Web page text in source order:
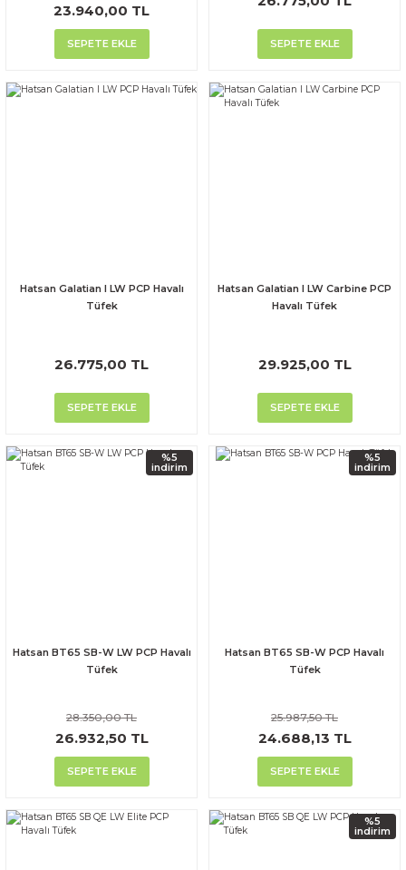
23.940,00 TL
SEPETE EKLE SEPETE EKLE
Hatsan Galatian I LW PCP Havalı
Tüfek
26.775,00 TL
SEPETE EKLE
Hatsan Galatian I LW Carbine PCP
Havalı Tüfek
29.925,00 TL
SEPETE EKLE
%5
indirim
Hatsan BT65 SB-W LW PCP Havalı
Tüfek
28.350,00 TL
26.932,50 TL
SEPETE EKLE
%5
indirim
Hatsan BT65 SB-W PCP Havalı
Tüfek
25.987,50 TL
24.688,13 TL
SEPETE EKLE
%5
indirim